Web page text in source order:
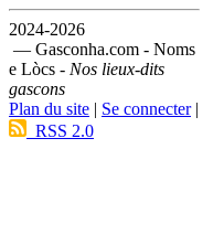
2024-2026
— Gasconha.com - Noms
e Lòcs - Nos lieux-dits
gascons
Plan du site | Se connecter|
RSS 2.0